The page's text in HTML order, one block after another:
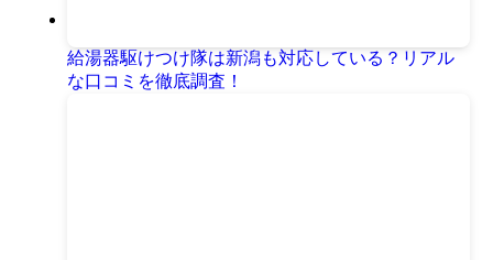
給湯器駆けつけ隊は新潟も対応している？リアル
な口コミを徹底調査！